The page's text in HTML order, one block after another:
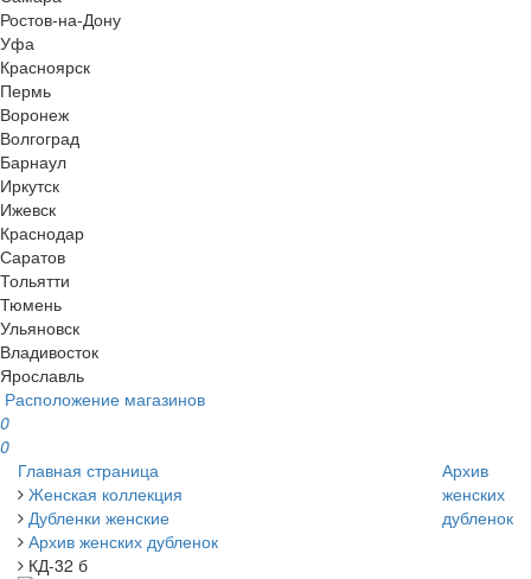
Ростов-на-Дону
Уфа
Красноярск
Пермь
Воронеж
Волгоград
Барнаул
Иркутск
Ижевск
Краснодар
Саратов
Тольятти
Тюмень
Ульяновск
Владивосток
Ярославль
Расположение магазинов
0
0
Главная страница
Женская коллекция
Дубленки женские
Архив женских дубленок
КД-32 б
Архив
женских
дубленок